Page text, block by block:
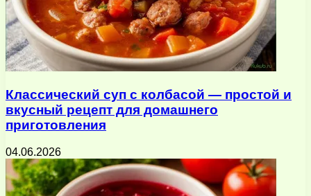
Классический суп с колбасой — простой и
вкусный рецепт для домашнего
приготовления
04.06.2026